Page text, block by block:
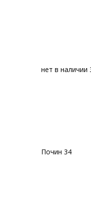
нет в наличии
Почин 34